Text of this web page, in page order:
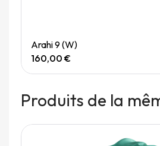
Arahi 9 (W)
160,00 €
Produits de la